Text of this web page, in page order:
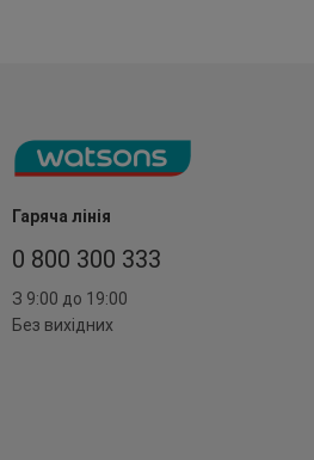
Гаряча лінія
0 800 300 333
З 9:00 до 19:00
Без вихідних